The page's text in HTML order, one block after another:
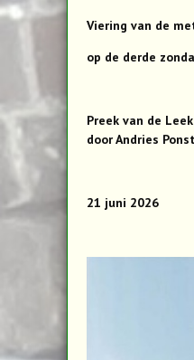
Viering van de
op de derde
Preek van de Leek
door Andries
21 juni 2026